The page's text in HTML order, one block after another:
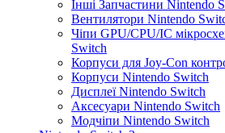
Інші Запчастини Nintendo
Вентилятори Nintendo
Чіпи GPU/CPU/IC
Switch
Корпуси для Joy-Con
Корпуси Nintendo Switch
Дисплеї Nintendo Switch
Аксесуари Nintendo Switch
Модчіпи Nintendo Switch